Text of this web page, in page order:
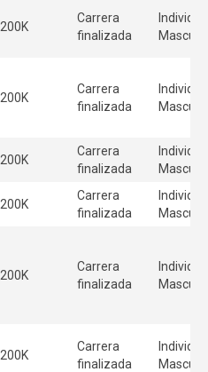
200K
Carrera
finalizada
200K
Carrera
finalizada
200K
Carrera
finalizada
200K
Carrera
finalizada
200K
Carrera
finalizada
200K
Carrera
finalizada